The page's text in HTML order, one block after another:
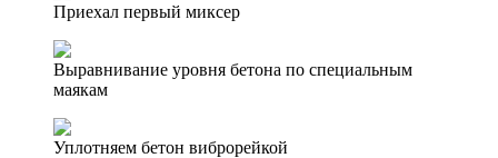
Приехал первый миксер
Выравнивание уровня бетона по специальным
маякам
Уплотняем бетон виброрейкой